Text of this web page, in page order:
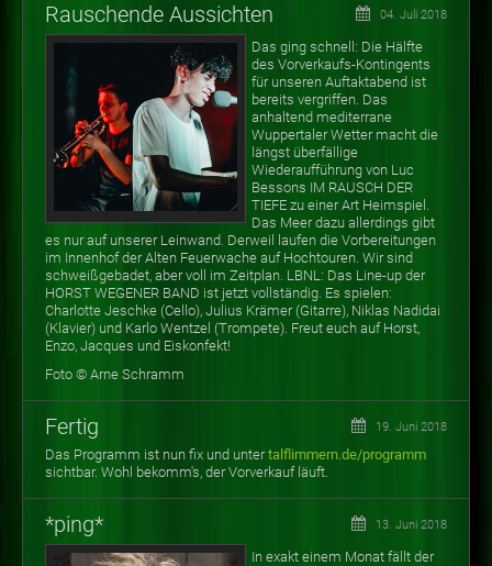
Rauschende Aussichten 04. Juli 2018
Das ging schnell: Die Hälfte
des Vorverkaufs-Kontingents
für unseren Auftaktabend ist
bereits vergriffen. Das
anhaltend mediterrane
Wuppertaler Wetter macht die
längst überfällige
Wiederaufführung von Luc
Bessons IM RAUSCH DER
TIEFE zu einer Art Heimspiel.
Das Meer dazu allerdings gibt
es nur auf unserer Leinwand. Derweil laufen die Vorbereitungen
im Innenhof der Alten Feuerwache auf Hochtouren. Wir sind
schweißgebadet, aber voll im Zeitplan. LBNL: Das Line-up der
HORST WEGENER BAND ist jetzt vollständig. Es spielen:
Charlotte Jeschke (Cello), Julius Krämer (Gitarre), Niklas Nadidai
(Klavier) und Karlo Wentzel (Trompete). Freut euch auf Horst,
Enzo, Jacques und Eiskonfekt!
Foto © Arne Schramm
Fertig 19. Juni 2018
Das Programm ist nun fix und untertalflimmern.de/programm
sichtbar. Wohl bekomm's, der Vorverkauf läuft.
*ping* 13. Juni 2018
In exakt einem Monat fällt der